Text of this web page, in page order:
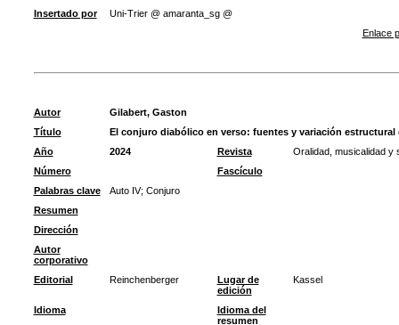
Insertado por
Uni-Trier @ amaranta_sg @
Enlace
Autor
Gilabert, Gaston
Título
El conjuro diabólico en verso: fuentes y variación
Año
2024 Revista
Oralidad, musicalidad y
Número
Fascículo
Palabras clave
Auto IV; Conjuro
Resumen
Dirección
Autor
corporativo
Editorial
Reinchenberger
Lugar de
edición
Kassel
Idioma
Idioma del
resumen